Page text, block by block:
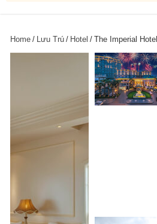
Home / Lưu Trú / Hotel / The Imperial